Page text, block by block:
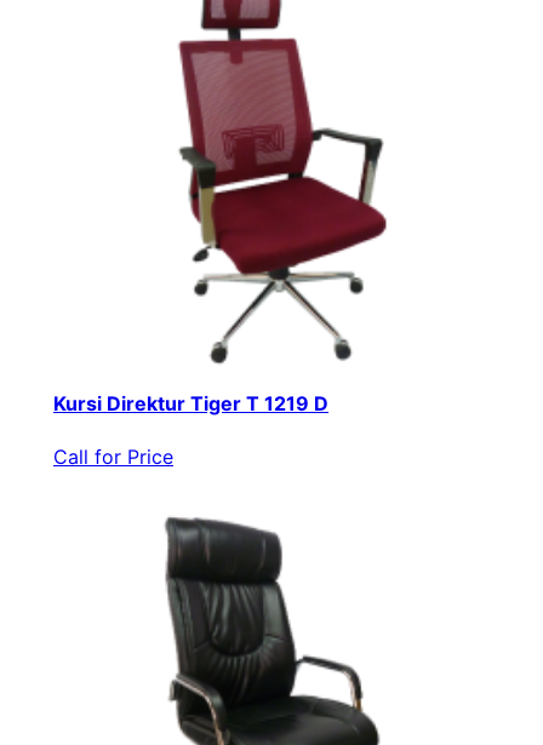
Kursi Direktur Tiger T 1219 D
Call for Price